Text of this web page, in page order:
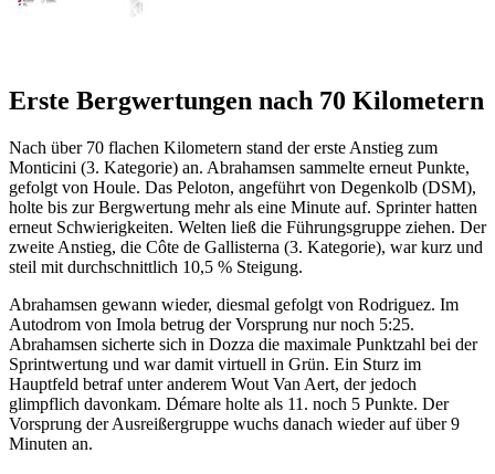
Erste Bergwertungen nach 70 Kilometern
Nach über 70 flachen Kilometern stand der erste Anstieg zum
Monticini (3. Kategorie) an. Abrahamsen sammelte erneut Punkte,
gefolgt von Houle. Das Peloton, angeführt von Degenkolb (DSM),
holte bis zur Bergwertung mehr als eine Minute auf. Sprinter hatten
erneut Schwierigkeiten. Welten ließ die Führungsgruppe ziehen. Der
zweite Anstieg, die Côte de Gallisterna (3. Kategorie), war kurz und
steil mit durchschnittlich 10,5 % Steigung.
Abrahamsen gewann wieder, diesmal gefolgt von Rodriguez. Im
Autodrom von Imola betrug der Vorsprung nur noch 5:25.
Abrahamsen sicherte sich in Dozza die maximale Punktzahl bei der
Sprintwertung und war damit virtuell in Grün. Ein Sturz im
Hauptfeld betraf unter anderem Wout Van Aert, der jedoch
glimpflich davonkam. Démare holte als 11. noch 5 Punkte. Der
Vorsprung der Ausreißergruppe wuchs danach wieder auf über 9
Minuten an.